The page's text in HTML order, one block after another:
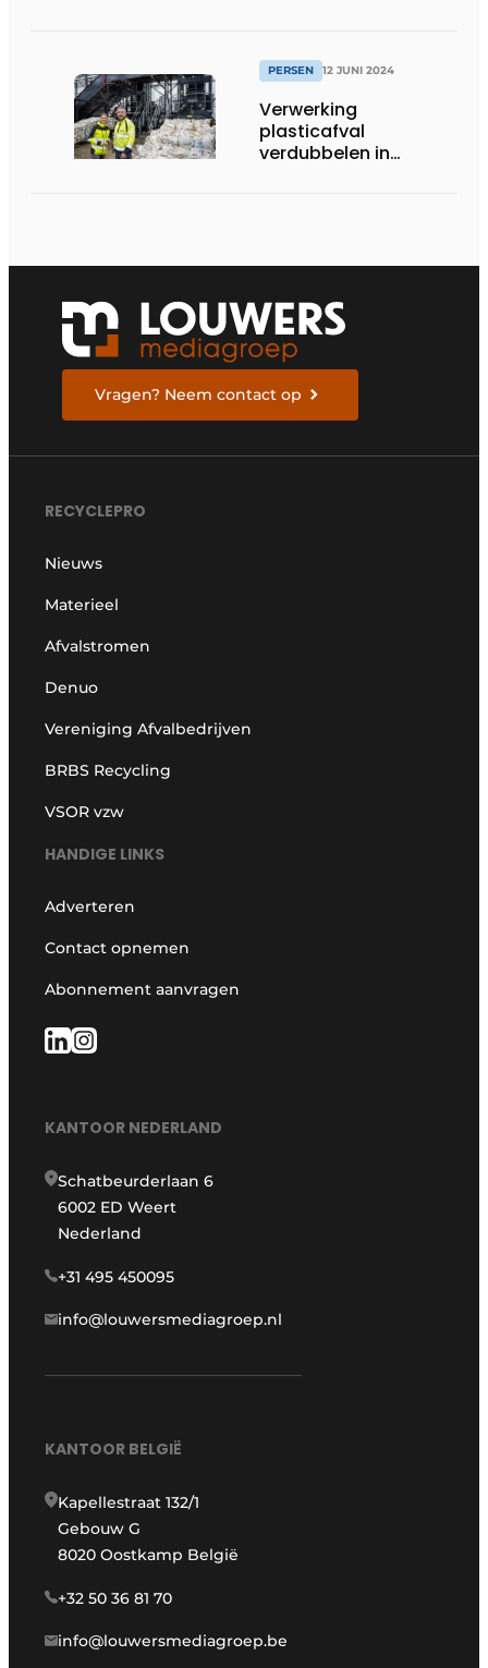
PERSEN 12 JUNI 2024
Verwerking
plasticafval
verdubbelen in
Vragen? Neem contact op
RECYCLEPRO
Nieuws
Materieel
Afvalstromen
Denuo
Vereniging Afvalbedrijven
BRBS Recycling
VSOR vzw
HANDIGE LINKS
Adverteren
Contact opnemen
Abonnement aanvragen
KANTOOR NEDERLAND
Schatbeurderlaan 6
6002 ED Weert
Nederland
+31 495 450095
info@louwersmediagroep.nl
KANTOOR BELGIË
Kapellestraat 132/1
Gebouw G
8020 Oostkamp België
+32 50 36 81 70
info@louwersmediagroep.be